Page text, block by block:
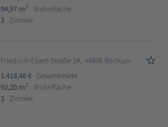
94,97 m2
Wohnfläche
3 Zimmer
Friedrich-Ebert-Straße 1A, 44866 Bochum
1.418,48 € Gesamtmiete
92,20 m2
Wohnfläche
3 Zimmer